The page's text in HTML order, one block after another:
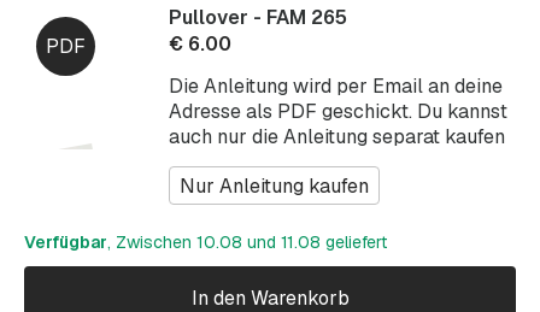
Die Anleitung wird per Email an deine
Adresse als PDF geschickt. Du kannst
auch nur die Anleitung separat kaufen
Nur Anleitung kaufen
Pullover - FAM 265
€ 6.00
Verfügbar, Zwischen 10.08 und 11.08 geliefert
In den Warenkorb